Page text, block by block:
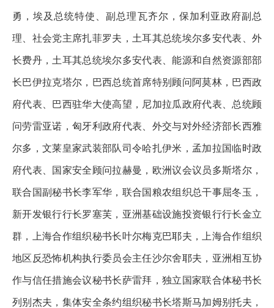
勇，埃及总统特使、副总理瓦齐尔，保加利亚政府副总
理、社会党主席扎菲罗夫，土耳其总统埃尔多安代表、外
长费丹，土耳其总统埃尔多安代表、能源和自然资源部部
长巴伊拉克塔尔，巴西总统首席特别顾问阿莫林，巴西政
府代表、巴西驻华大使高望，尼加拉瓜政府代表、总统顾
问劳雷亚诺，匈牙利政府代表、外交与对外经济部长西雅
尔多，文莱皇家武装部队司令哈扎伊米，孟加拉国临时政
府代表、国家安全顾问拉赫曼，欧洲议会议员多斯塔尔，
联合国副秘书长李军华，联合国粮农组织总干事屈冬玉，
新开发银行行长罗塞芙，亚洲基础设施投资银行行长金立
群，上海合作组织秘书长叶尔梅克巴耶夫，上海合作组织
地区反恐怖机构执行委员会主任沙尔舍耶夫，亚洲相互协
作与信任措施会议秘书长萨雷拜，独立国家联合体秘书长
列别杰夫，集体安全条约组织秘书长塔斯马加姆别托夫，